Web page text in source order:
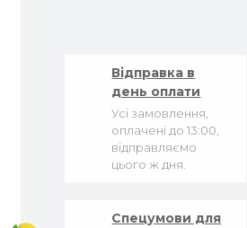
Відправка в
день оплати
Усі замовлення,
оплачені до 13:00,
відправляємо
цього ж дня.
Спецумови для